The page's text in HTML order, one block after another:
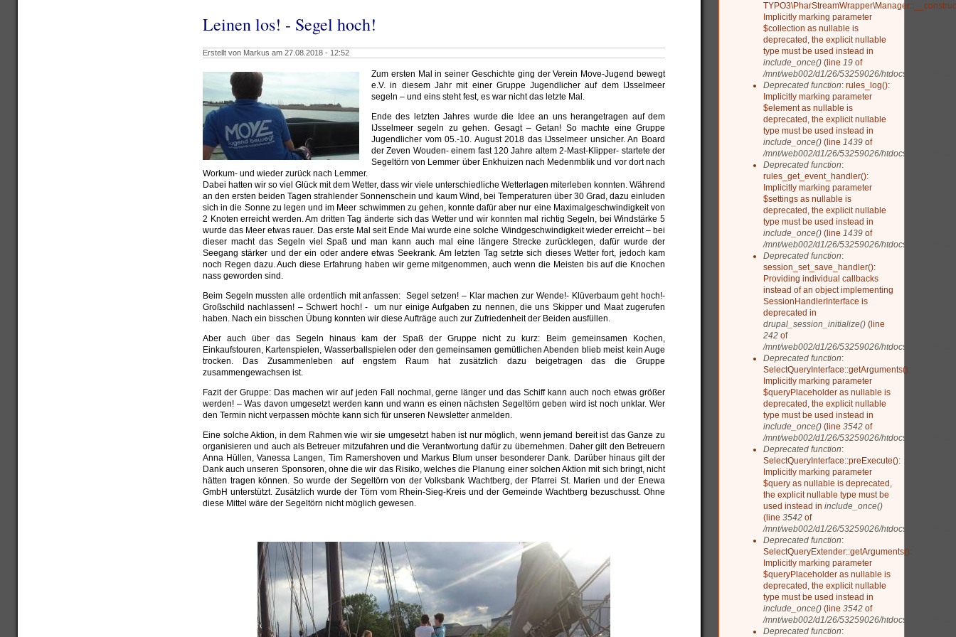
Implicitly marking parameter
$collection as nullable is
deprecated, the explicit nullable
type must be used instead in
include_once() (line 19 of
/mnt/web002/d1/26/53259026/htdocs/drupal/
Deprecated function: rules_log():
Implicitly marking parameter
$element as nullable is
deprecated, the explicit nullable
type must be used instead in
include_once() (line 1439 of
/mnt/web002/d1/26/53259026/htdocs/drupal/
Deprecated function:
rules_get_event_handler():
Implicitly marking parameter
$settings as nullable is
deprecated, the explicit nullable
type must be used instead in
include_once() (line 1439 of
/mnt/web002/d1/26/53259026/htdocs/drupal/
Deprecated function:
session_set_save_handler():
Providing individual callbacks
instead of an object implementing
SessionHandlerInterface is
deprecated in
drupal_session_initialize() (line
242 of
/mnt/web002/d1/26/53259026/htdocs/drupal/
Deprecated function:
SelectQueryInterface::getArguments():
Implicitly marking parameter
$queryPlaceholder as nullable is
deprecated, the explicit nullable
type must be used instead in
include_once() (line 3542 of
/mnt/web002/d1/26/53259026/htdocs/drupal/
Deprecated function:
SelectQueryInterface::preExecute():
Implicitly marking parameter
$query as nullable is deprecated,
the explicit nullable type must be
used instead in include_once()
(line 3542 of
/mnt/web002/d1/26/53259026/htdocs/drupal/
Deprecated function:
SelectQueryExtender::getArguments():
Implicitly marking parameter
$queryPlaceholder as nullable is
deprecated, the explicit nullable
type must be used instead in
include_once() (line 3542 of
/mnt/web002/d1/26/53259026/htdocs/drupal/
Deprecated function:
Leinen los! - Segel hoch!
Erstellt von Markus am 27.08.2018 - 12:52
Zum ersten Mal in seiner Geschichte ging der Verein Move-Jugend bewegt
e.V. in diesem Jahr mit einer Gruppe Jugendlicher auf dem IJsselmeer
segeln – und eins steht fest, es war nicht das letzte Mal.
Ende des letzten Jahres wurde die Idee an uns herangetragen auf dem
IJsselmeer segeln zu gehen. Gesagt – Getan! So machte eine Gruppe
Jugendlicher vom 05.-10. August 2018 das IJsselmeer unsicher. An Board
der Zeven Wouden- einem fast 120 Jahre altem 2-Mast-Klipper- startete der
Segeltörn von Lemmer über Enkhuizen nach Medenmblik und vor dort nach
Workum- und wieder zurück nach Lemmer.
Dabei hatten wir so viel Glück mit dem Wetter, dass wir viele unterschiedliche Wetterlagen miterleben konnten. Während
an den ersten beiden Tagen strahlender Sonnenschein und kaum Wind, bei Temperaturen über 30 Grad, dazu einluden
sich in die Sonne zu legen und im Meer schwimmen zu gehen, konnte dafür aber nur eine Maximalgeschwindigkeit von
2 Knoten erreicht werden. Am dritten Tag änderte sich das Wetter und wir konnten mal richtig Segeln, bei Windstärke 5
wurde das Meer etwas rauer. Das erste Mal seit Ende Mai wurde eine solche Windgeschwindigkeit wieder erreicht – bei
dieser macht das Segeln viel Spaß und man kann auch mal eine längere Strecke zurücklegen, dafür wurde der
Seegang stärker und der ein oder andere etwas Seekrank. Am letzten Tag setzte sich dieses Wetter fort, jedoch kam
noch Regen dazu. Auch diese Erfahrung haben wir gerne mitgenommen, auch wenn die Meisten bis auf die Knochen
nass geworden sind.
Beim Segeln mussten alle ordentlich mit anfassen: Segel setzen! – Klar machen zur Wende!- Klüverbaum geht hoch!-
Großschild nachlassen! – Schwert hoch! -
um nur einige Aufgaben zu nennen, die uns Skipper und Maat zugerufen
haben. Nach ein bisschen Übung konnten wir diese Aufträge auch zur Zufriedenheit der Beiden ausfüllen.
Aber auch über das Segeln hinaus kam der Spaß der Gruppe nicht zu kurz: Beim gemeinsamen Kochen,
Einkaufstouren, Kartenspielen, Wasserballspielen oder den gemeinsamen gemütlichen Abenden blieb meist kein Auge
trocken. Das Zusammenleben auf engstem Raum hat zusätzlich dazu beigetragen das die Gruppe
zusammengewachsen ist.
Fazit der Gruppe: Das machen wir auf jeden Fall nochmal, gerne länger und das Schiff kann auch noch etwas größer
werden! – Was davon umgesetzt werden kann und wann es einen nächsten Segeltörn geben wird ist noch unklar. Wer
den Termin nicht verpassen möchte kann sich für unseren Newsletter anmelden.
Eine solche Aktion, in dem Rahmen wie wir sie umgesetzt haben ist nur möglich, wenn jemand bereit ist das Ganze zu
organisieren und auch als Betreuer mitzufahren und die Verantwortung dafür zu übernehmen. Daher gilt den Betreuern
Anna Hüllen, Vanessa Langen, Tim Ramershoven und Markus Blum unser besonderer Dank. Darüber hinaus gilt der
Dank auch unseren Sponsoren, ohne die wir das Risiko, welches die Planung einer solchen Aktion mit sich bringt, nicht
hätten tragen können. So wurde der Segeltörn von der Volksbank Wachtberg, der Pfarrei St. Marien und der Enewa
GmbH unterstützt. Zusätzlich wurde der Törn vom Rhein-Sieg-Kreis und der Gemeinde Wachtberg bezuschusst. Ohne
diese Mittel wäre der Segeltörn nicht möglich gewesen.